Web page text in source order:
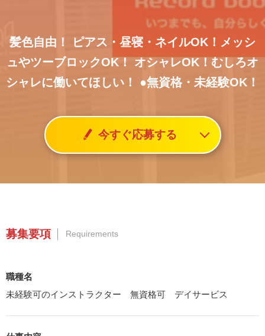
髪色自由！ ピアス・昼寝・ネイルOK！メッシ
ュやツーブロックOK！ オシャレOK！むしろオ
シャレに働いてほしい！
●無資格・未経験OK！
今すぐ応募する
募集要項 Requirements
職種名
未経験可のインストラクター 無資格可 デイサービス